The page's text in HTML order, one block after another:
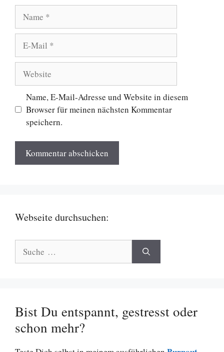
Mail
Name, E-Mail-Adresse und Website in diesem
Browser für meinen nächsten Kommentar
speichern.
Webseite durchsuchen:
nach:
Bist Du entspannt, gestresst oder
schon mehr?